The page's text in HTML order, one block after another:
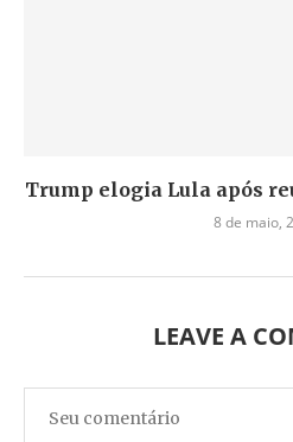
Trump elogia Lula após
8 de maio,
LEAVE A